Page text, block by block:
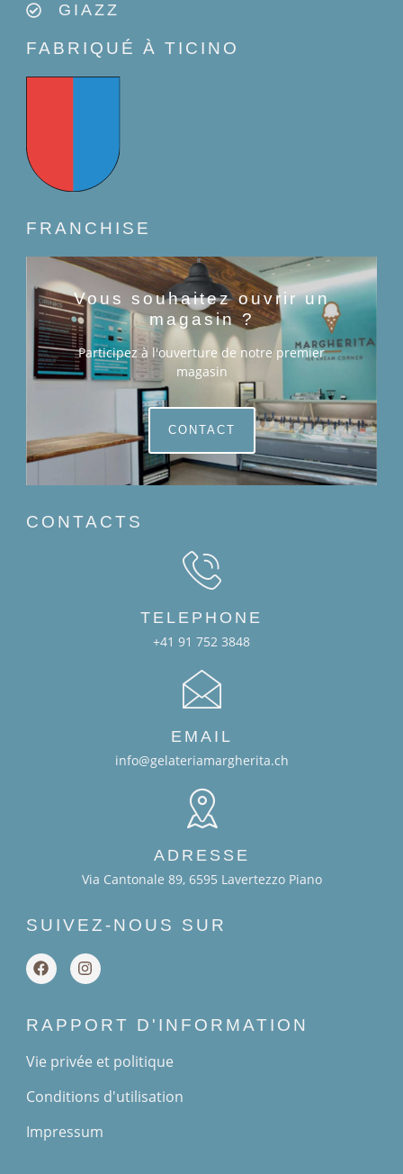
GIAZZ
FABRIQUÉ À TICINO
FRANCHISE
Vous souhaitez ouvrir un
magasin ?
Participez à l'ouverture de notre premier
magasin
CONTACT
CONTACTS
TELEPHONE
+41 91 752 3848
EMAIL
info@gelateriamargherita.ch
ADRESSE
Via Cantonale 89, 6595 Lavertezzo Piano
SUIVEZ-NOUS SUR
RAPPORT D'INFORMATION
Vie privée et politique
Conditions d'utilisation
Impressum